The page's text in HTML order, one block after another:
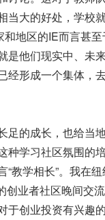
当大的好处，学校
地区的IE而言甚
是他们现实中、未
经形成一个集体，
足的成长，也给当
种学习社区氛围的
“教学相长”。我在
创业者社区晚间交
于创业投资有兴趣